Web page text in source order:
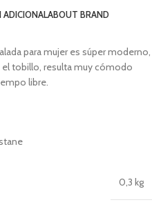
ADICIONALABOUT BRAND
para mujer es súper moderno,
tobillo, resulta muy cómodo
libre.
0,3 kg